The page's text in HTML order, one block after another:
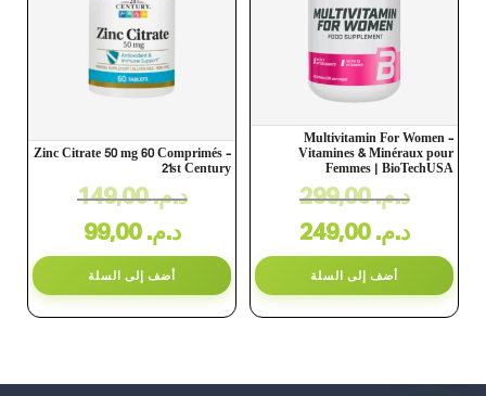
Zinc Citrate 50 mg 60 Comprimés –
21st Century
د.م.149,00
د.م. 99,00
أضف إلى السلة
Multivitamin For Women –
Vitamines & Minéraux pour
Femmes | BioTechUSA
د.م.299,00
د.م. 249,00
أضف إلى السلة